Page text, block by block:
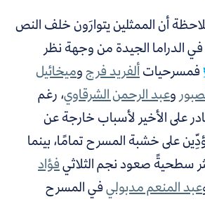
أن الممثلين يتوارَون خلف النص
الدراما الجيدة من وجهة نظر
ألفريد فرجوميخائيل
وعبد الرحمن الشرقاوي، رغم
على الأخير لأسباب خارجة عن
على خشبة المسرح تمامًا، بينما
سطحيةً صعود نجم الثلاثيفؤاد
المنعم مدبوليفي المسرح